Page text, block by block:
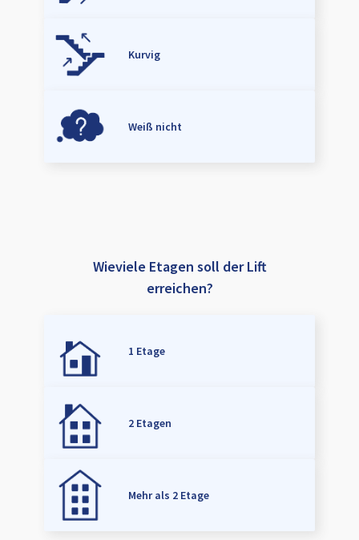
Kurvig
Weiß nicht
Wieviele Etagen soll der Lift
erreichen?
1 Etage
2 Etagen
Mehr als 2 Etage